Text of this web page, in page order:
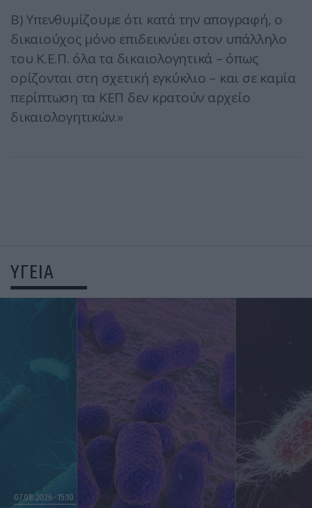
Β) Υπενθυμίζουμε ότι κατά την απογραφή, ο
δικαιούχος μόνο επιδεικνύει στον υπάλληλο
του Κ.Ε.Π. όλα τα δικαιολογητικά – όπως
ορίζονται στη σχετική εγκύκλιο – και σε καμία
περίπτωση τα ΚΕΠ δεν κρατούν αρχείο
δικαιολογητικών.»
ΥΓΕΙΑ
07.08.2026 15:10